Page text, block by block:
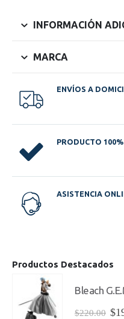
INFORMACIÓN
MARCA
ENVÍOS A
PRODUCTO 100%
ASISTENCIA
Productos Destacados
Bleach
$220.00 El
$